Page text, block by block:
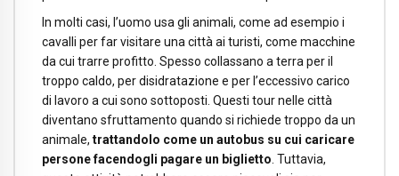
In molti casi, l’uomo usa gli animali, come ad esempio i
cavalli per far visitare una città ai turisti, come macchine
da cui trarre profitto. Spesso collassano a terra per il
troppo caldo, per disidratazione e per l’eccessivo carico
di lavoro a cui sono sottoposti. Questi tour nelle città
diventano sfruttamento quando si richiede troppo da un
animale, trattandolo come un autobus su cui caricare
persone facendogli pagare un biglietto . Tuttavia,